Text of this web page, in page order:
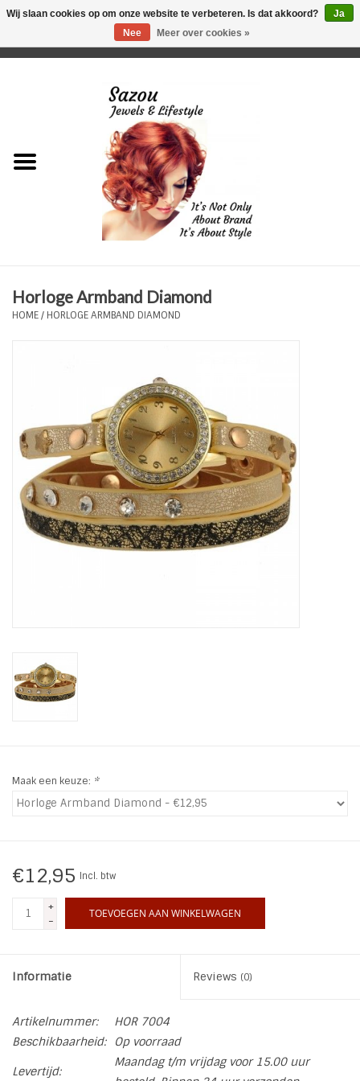
Just for Him
Plus Size Sieraden
Haaraccesoires
Zonnebrillen
Fashion
Ohlala Jewels
SALE
Horloge Armband Diamond
HOME/ HORLOGE ARMBAND DIAMOND
Maak een keuze: *
€12,95 Incl. btw
+
-
TOEVOEGEN AAN WINKELWAGEN
Informatie Reviews (0)
Artikelnummer:
HOR 7004
Beschikbaarheid:
Op voorraad
Levertijd:
Maandag t/m vrijdag voor 15.00 uur
Wij slaan cookies op om onze website te verbeteren. Is dat akkoord?
Ja
Nee
Meer over cookies »